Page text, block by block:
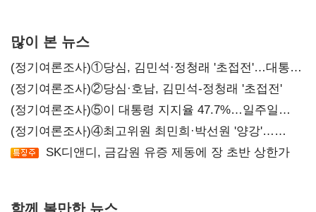
많이 본 뉴스
(정기여론조사)①당심, 김민석·정청래 '초접전'…대통령
지지도 '50% 아래로'(종합)
(정기여론조사)②당심·호남, 김민석-정청래 '초접전'
(정기여론조사)⑤이 대통령 지지율 47.7%…일주일
만에 다시 40%대
(정기여론조사)④최고위원 최민희·박선원 '양강'…
서미화·이성윤·임미애 뒤이어
SK디앤디, 금감원 유증 제동에 장 초반 상한가
함께 볼만한 뉴스